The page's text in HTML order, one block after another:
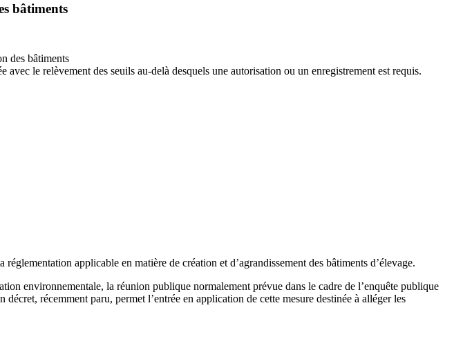
bâtiments
des bâtiments
le relèvement des seuils au-delà desquels une autorisation ou un enregistrement est requis.
applicable en matière de création et d’agrandissement des bâtiments d’élevage.
environnementale, la réunion publique normalement prévue dans le cadre de l’enquête publique
récemment paru, permet l’entrée en application de cette mesure destinée à alléger les